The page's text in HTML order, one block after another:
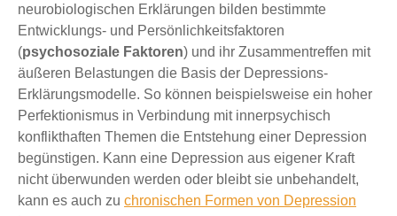
neurobiologischen Erklärungen bilden bestimmte
Entwicklungs- und Persönlichkeitsfaktoren
(psychosoziale Faktoren) und ihr Zusammentreffen mit
äußeren Belastungen die Basis der Depressions-
Erklärungsmodelle. So können beispielsweise ein hoher
Perfektionismus in Verbindung mit innerpsychisch
konflikthaften Themen die Entstehung einer Depression
begünstigen. Kann eine Depression aus eigener Kraft
nicht überwunden werden oder bleibt sie unbehandelt,
kann es auch zu chronischen Formen von Depression